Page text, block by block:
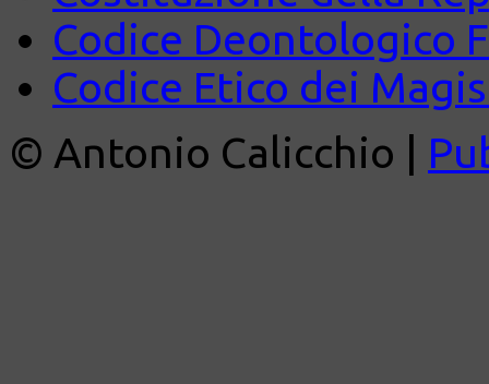
Codice Deontologico
Codice Etico dei
© Antonio Calicchio |